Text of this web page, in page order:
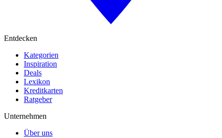
Entdecken
Kategorien
Inspiration
Deals
Lexikon
Kreditkarten
Ratgeber
Unternehmen
Über uns